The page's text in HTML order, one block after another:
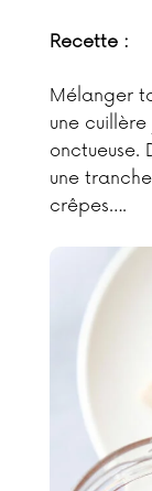
Recette :
Mélanger
une
onctueuse.
une
crêpes….